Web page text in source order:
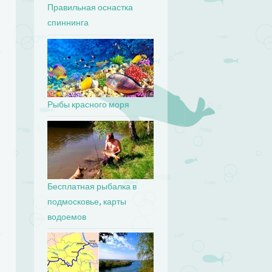
Правильная оснастка
спиннинга
Рыбы красного моря
Бесплатная рыбалка в
подмосковье, карты
водоемов